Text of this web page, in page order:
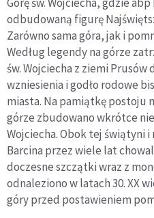
odbudowaną figurę
Zarówno sama góra, jak i
Według legendy na górze
św. Wojciecha z ziemi Prusów
wzniesienia i godło rodowe
miasta. Na pamiątkę postoju
górze zbudowano wkrótce
Wojciecha. Obok tej świątyni i
Barcina przez wiele lat
doczesne szczątki wraz z
odnaleziono w latach 30. XX
góry przed postawieniem